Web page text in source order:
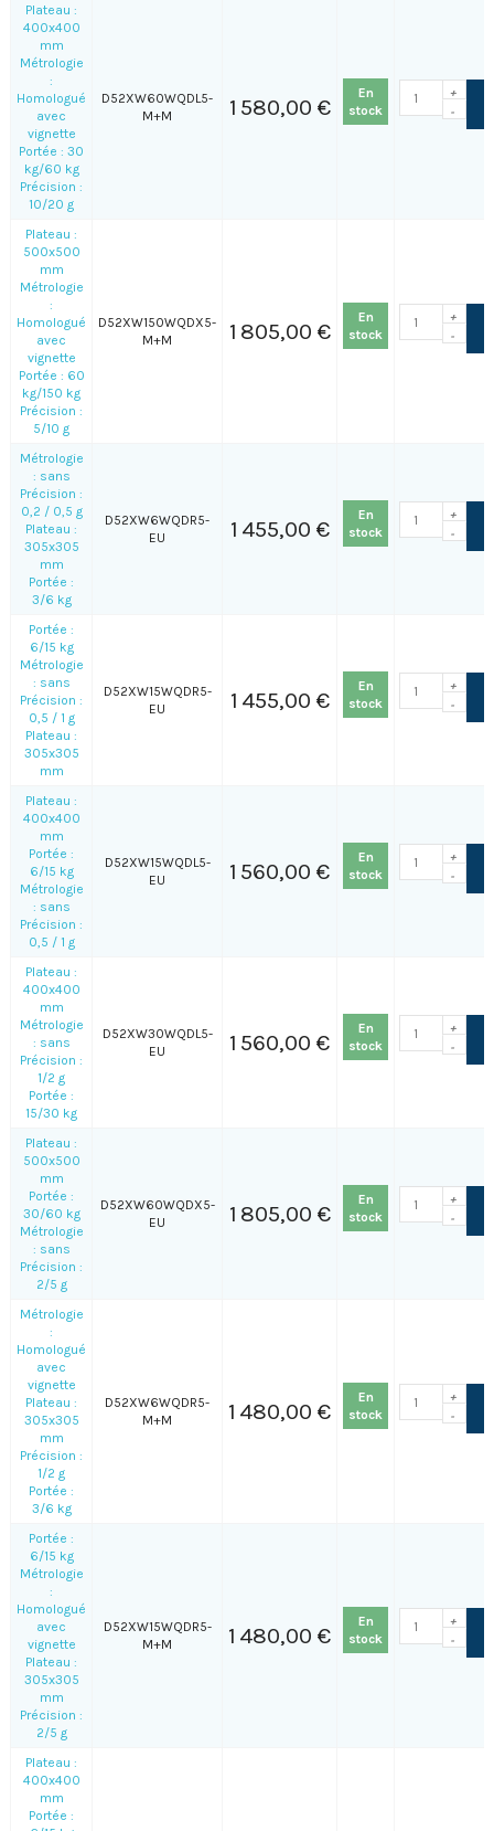
Plateau :
400x400
mm
Métrologie
:
Homologué
avec
vignette
Portée : 30
kg/60 kg
Précision :
10/20 g
D52XW60WQDL5-
M+M
1 580,00 €
En
stock
+
-
Plateau :
500x500
mm
Métrologie
:
Homologué
avec
vignette
Portée : 60
kg/150 kg
Précision :
5/10 g
D52XW150WQDX5-
M+M
1 805,00 €
En
stock
+
-
Métrologie
: sans
Précision :
0,2 / 0,5 g
Plateau :
305x305
mm
Portée :
3/6 kg
D52XW6WQDR5-
EU
1 455,00 €
En
stock
+
-
Portée :
6/15 kg
Métrologie
: sans
Précision :
0,5 / 1 g
Plateau :
305x305
mm
D52XW15WQDR5-
EU
1 455,00 €
En
stock
+
-
Plateau :
400x400
mm
Portée :
6/15 kg
Métrologie
: sans
Précision :
0,5 / 1 g
D52XW15WQDL5-
EU
1 560,00 €
En
stock
+
-
Plateau :
400x400
mm
Métrologie
: sans
Précision :
1/2 g
Portée :
15/30 kg
D52XW30WQDL5-
EU
1 560,00 €
En
stock
+
-
Plateau :
500x500
mm
Portée :
30/60 kg
Métrologie
: sans
Précision :
2/5 g
D52XW60WQDX5-
EU
1 805,00 €
En
stock
+
-
Métrologie
:
Homologué
avec
vignette
Plateau :
305x305
mm
Précision :
1/2 g
Portée :
3/6 kg
D52XW6WQDR5-
M+M
1 480,00 €
En
stock
+
-
Portée :
6/15 kg
Métrologie
:
Homologué
avec
vignette
Plateau :
305x305
mm
Précision :
2/5 g
D52XW15WQDR5-
M+M
1 480,00 €
En
stock
+
-
Plateau :
400x400
mm
Portée :